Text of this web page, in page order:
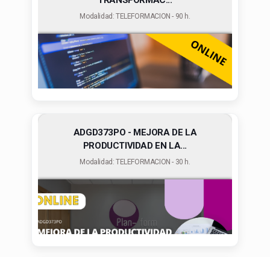
Modalidad: TELEFORMACION - 90 h.
ADGD373PO - MEJORA DE LA
PRODUCTIVIDAD EN LA...
Modalidad: TELEFORMACION - 30 h.